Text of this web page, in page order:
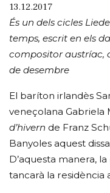
13.12.2017
És un dels cicles
temps, escrit en els
compositor austríac,
de desembre
El baríton irlandès
veneçolana
d’hivern de Franz
Banyoles aquest
D’aquesta manera,
tancarà la residència